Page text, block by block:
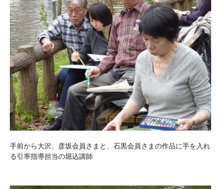
手前から大沢、彦坂会員さまと、石黒会員さまの作品に手を入れ
る引率指導担当の堀込講師